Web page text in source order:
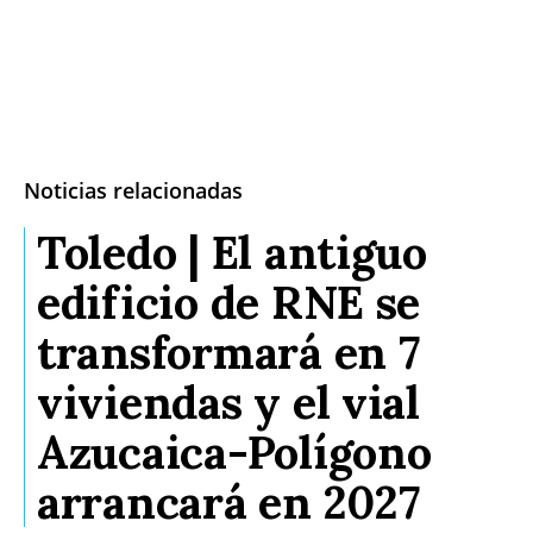
Noticias relacionadas
Toledo | El antiguo
edificio de RNE se
transformará en 7
viviendas y el vial
Azucaica-Polígono
arrancará en 2027